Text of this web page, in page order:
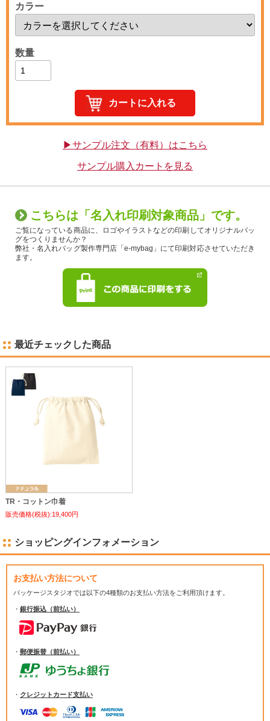
カラー
数量
▶サンプル注文（有料）はこちら
サンプル購入カートを見る
こちらは「名入れ印刷対象商品」です。
ご覧になっている商品に、ロゴやイラストなどの印刷してオリジナルバッ
グをつくりませんか？
弊社・名入れバッグ製作専門店「e-mybag」にて印刷対応させていただき
ます。
最近チェックした商品
TR・コットン巾着
販売価格(税抜):19,400円
ショッピングインフォメーション
お支払い方法について
パッケージスタジオでは以下の4種類のお支払い方法をご利用頂けます。
・ 銀行振込（前払い）
・ 郵便振替（前払い）
・ クレジットカード支払い